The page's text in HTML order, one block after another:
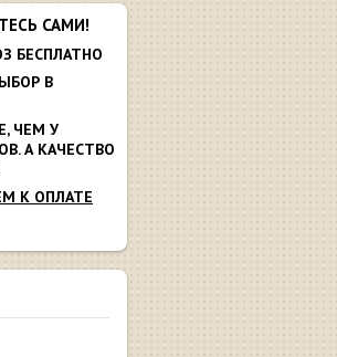
САМИ!
БЕСПЛАТНО
В
ЧЕМ У
А КАЧЕСТВО
К ОПЛАТЕ